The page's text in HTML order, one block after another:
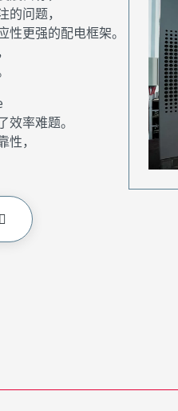
问题，
更强的配电框架。
率难题。
，